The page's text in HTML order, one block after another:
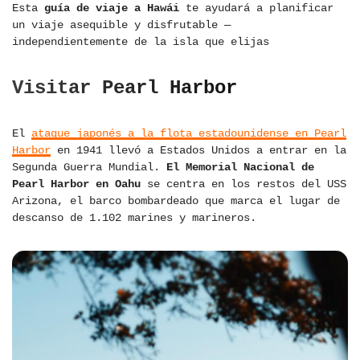
Esta guía de viaje a Hawái te ayudará a planificar
un viaje asequible y disfrutable —
independientemente de la isla que elijas
Visitar Pearl Harbor
El ataque japonés a la flota estadounidense en Pearl
Harbor en 1941 llevó a Estados Unidos a entrar en la
Segunda Guerra Mundial. El Memorial Nacional de
Pearl Harbor en Oahu se centra en los restos del USS
Arizona, el barco bombardeado que marca el lugar de
descanso de 1.102 marines y marineros.